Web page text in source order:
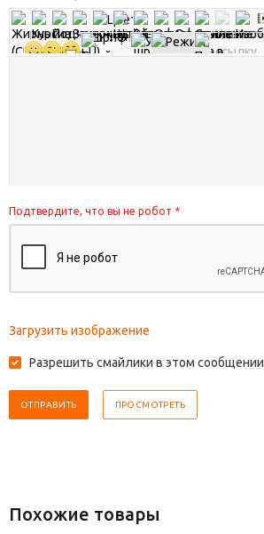
Подтвердите, что вы не робот *
Загрузить изображение
Разрешить смайлики в этом сообщении
Похожие товары